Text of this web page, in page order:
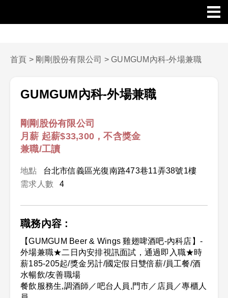
首頁 > 剛剛股份有限公司 > GUMGUM內科-外場兼職
GUMGUM內科-外場兼職
剛剛股份有限公司
月薪 起薪$33,300，不含獎金
兼職/工讀
地點
台北市信義區光復南路473巷11弄38號1樓
需求人數
4
職務內容 :
【GUMGUM Beer & Wings 雞翅啤酒吧-內科店】-
外場兼職★二日內安排視訊面試，通過即入職★時
薪185-205起/獎金另計/國定假日雙倍薪/員工餐/酒
水暢飲/友善職場
餐飲服務生,調酒師／吧台人員,門市／店員／專櫃人